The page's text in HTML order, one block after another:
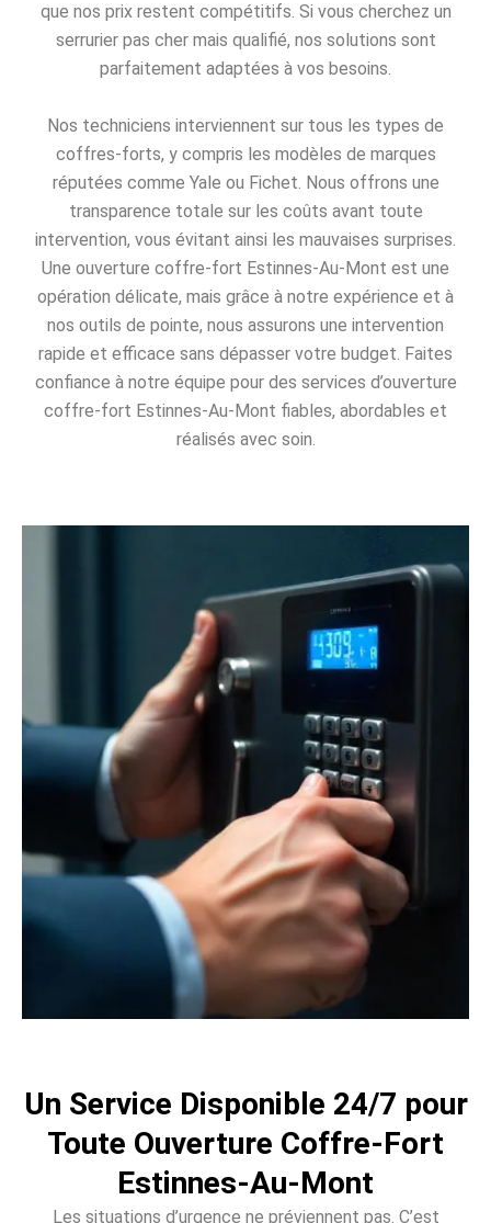
que nos prix restent compétitifs. Si vous cherchez un
serrurier pas cher mais qualifié, nos solutions sont
parfaitement adaptées à vos besoins.
Nos techniciens interviennent sur tous les types de
coffres-forts, y compris les modèles de marques
réputées comme Yale ou Fichet. Nous offrons une
transparence totale sur les coûts avant toute
intervention, vous évitant ainsi les mauvaises surprises.
Une ouverture coffre-fort Estinnes-Au-Mont est une
opération délicate, mais grâce à notre expérience et à
nos outils de pointe, nous assurons une intervention
rapide et efficace sans dépasser votre budget. Faites
confiance à notre équipe pour des services d’ouverture
coffre-fort Estinnes-Au-Mont fiables, abordables et
réalisés avec soin.
Un Service Disponible 24/7 pour
Toute Ouverture Coffre-Fort
Estinnes-Au-Mont
Les situations d’urgence ne préviennent pas. C’est